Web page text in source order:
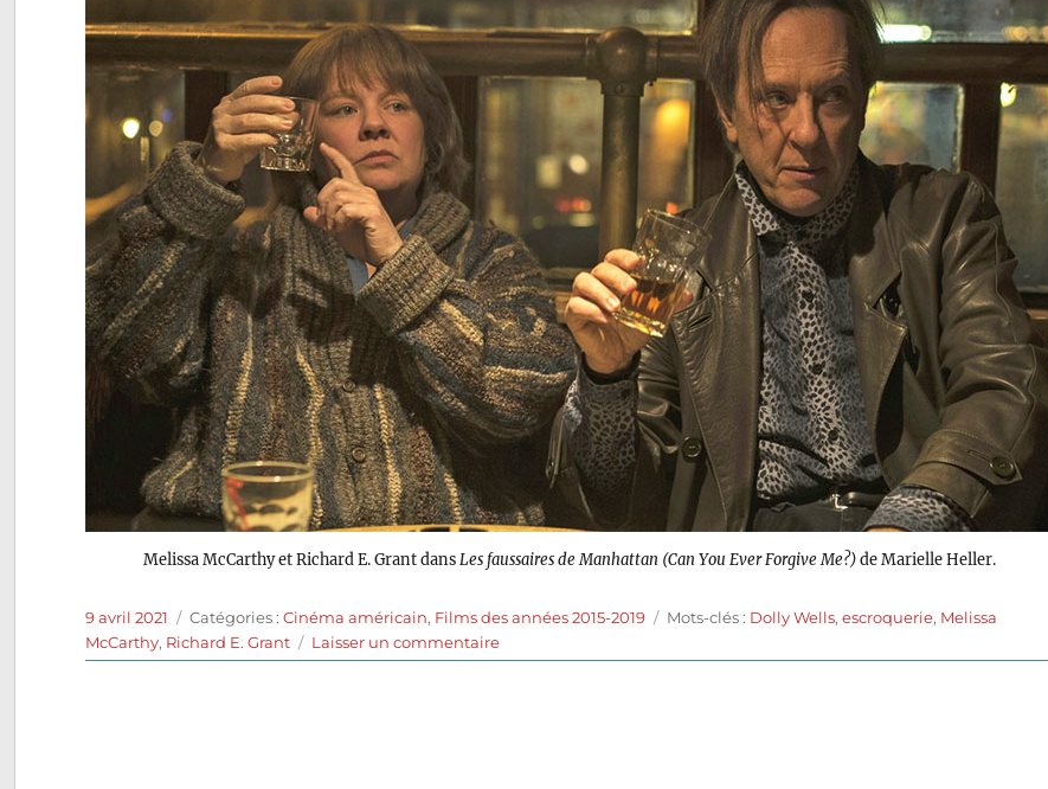
Melissa McCarthy et Richard E. Grant dans Les faussaires de Manhattan (Can You Ever Forgive Me?)de Marielle Heller.
Publié
le
9 avril 2021 Catégories
Catégories :Cinéma américain, Films des années 2015-2019 Étiquettes
Mots-clés : Dolly Wells,escroquerie, Melissa
McCarthy, Richard E. Grant Laisser un commentairesur
Les